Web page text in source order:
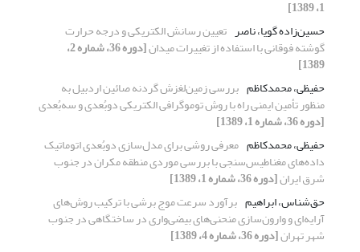
1، 1389]
حسین‌زاده گویا، ناصر تعیین رسانش الکتریکی و درجه حرارت
گوشته‌ فوقانی با استفاده از تغییرات میدان [دوره 36، شماره 2،
1389]
حفیظی، محمدکاظم بررسی زمین‌لغزش گردنه صائین اردبیل به
منظور تأمین ایمنی راه با روش توموگرافی الکتریکی دوبُعدی و سه‌بُعدی
[دوره 36، شماره 1، 1389]
حفیظی، محمدکاظم معرفی روشی برای مدل‌سازی دوبُعدی اتوماتیک
داده‌های مغناطیس‌سنجی با بررسی موردی منطقه مکران در جنوب
شرق ایران[دوره 36، شماره 1، 1389]
حق‌شناس، ابراهیم برآورد سرعت موج برشی با ترکیب روش‌های
آرایه‌ای و وارون‌سازی منحنی‌های بیضی‌واری در ساختگاهی در جنوب
شهر تهران[دوره 36، شماره 4، 1389]